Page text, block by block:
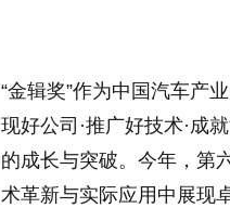
“金辑奖”作为中国汽车产
现好公司·推广好技术·成
的成长与突破。今年，第
术革新与实际应用中展现